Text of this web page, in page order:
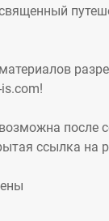
после
ссылка на